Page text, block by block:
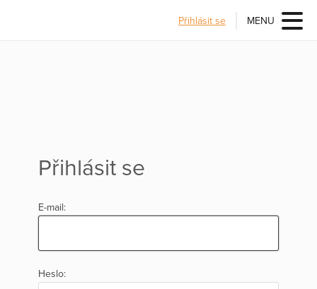
Přihlásit se MENU
Přihlásit se
E-mail:
Heslo: